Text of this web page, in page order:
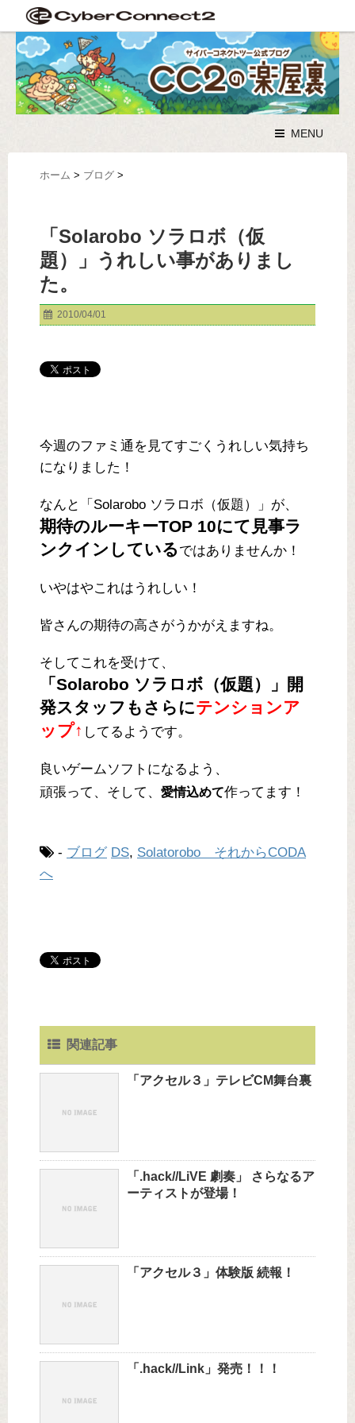
MENU
ホーム > ブログ >
「Solarobo ソラロボ（仮
題）」うれしい事がありまし
た。
2010/04/01
今週のファミ通を見てすごくうれしい気持ち
になりました！
なんと「Solarobo ソラロボ（仮題）」が、
期待のルーキーTOP 10にて見事ラ
ンクインしている ではありませんか！
いやはやこれはうれしい！
皆さんの期待の高さがうかがえますね。
そしてこれを受けて、
「Solarobo ソラロボ（仮題）」開
発スタッフもさらにテンションア
ップ↑ してるようです。
良いゲームソフトになるよう、
頑張って、そして、 愛情込めて作ってます！
- ブログ DS, Solatorobo それからCODA
へ
関連記事
「アクセル３」テレビCM舞台裏
「.hack//LiVE 劇奏」 さらなるア
ーティストが登場！
「アクセル３」体験版 続報！
「.hack//Link」発売！！！